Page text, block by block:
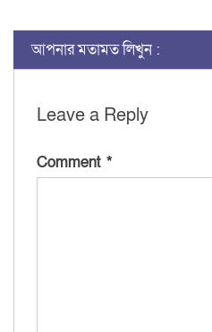
আপনার মতামত লিখুন :
Leave a Reply
Comment *